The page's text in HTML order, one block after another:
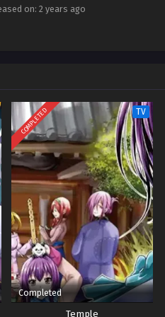
mempelajari kekuatan baru
perwira dewan mahasiswa dan
tujuh mahasiswi yang telah
pertamanya: menemukan
on: 2 years ago
COMPLETED TV
Completed
Temple